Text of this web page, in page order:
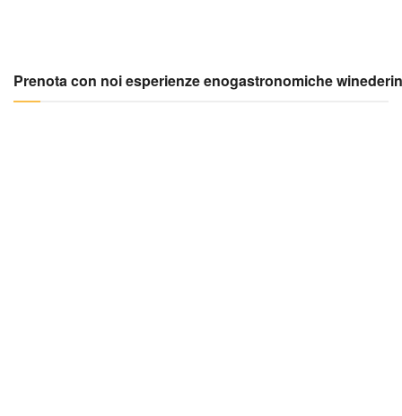
Prenota con noi esperienze enogastronomiche